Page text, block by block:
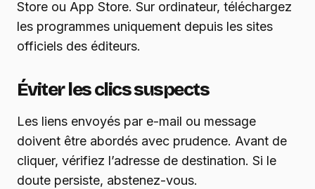
Store ou App Store. Sur ordinateur, téléchargez
les programmes uniquement depuis les sites
officiels des éditeurs.
Éviter les clics suspects
Les liens envoyés par e-mail ou message
doivent être abordés avec prudence. Avant de
cliquer, vérifiez l’adresse de destination. Si le
doute persiste, abstenez-vous.